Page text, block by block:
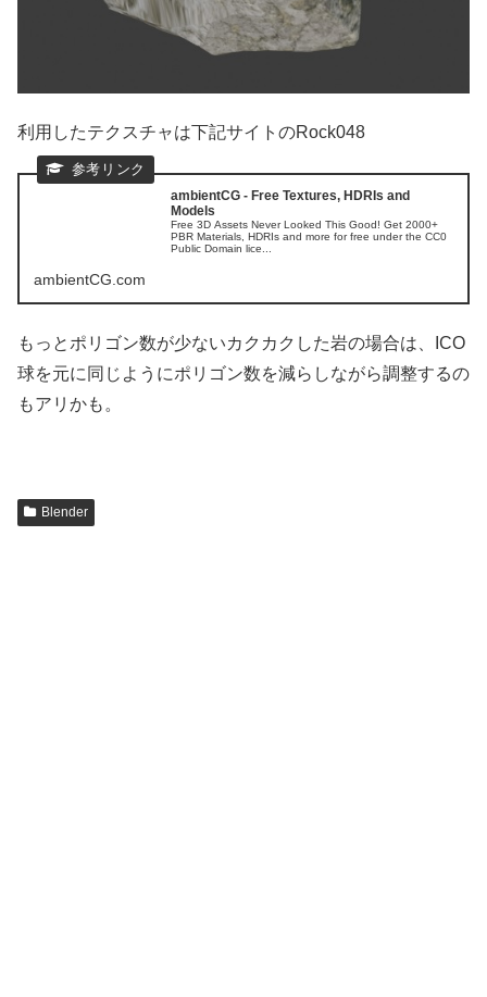
利用したテクスチャは下記サイトのRock048
ambientCG - Free Textures, HDRIs and
Models
Free 3D Assets Never Looked This Good! Get 2000+
PBR Materials, HDRIs and more for free under the CC0
Public Domain lice...
ambientCG.com
もっとポリゴン数が少ないカクカクした岩の場合は、ICO
球を元に同じようにポリゴン数を減らしながら調整するの
もアリかも。
Blender